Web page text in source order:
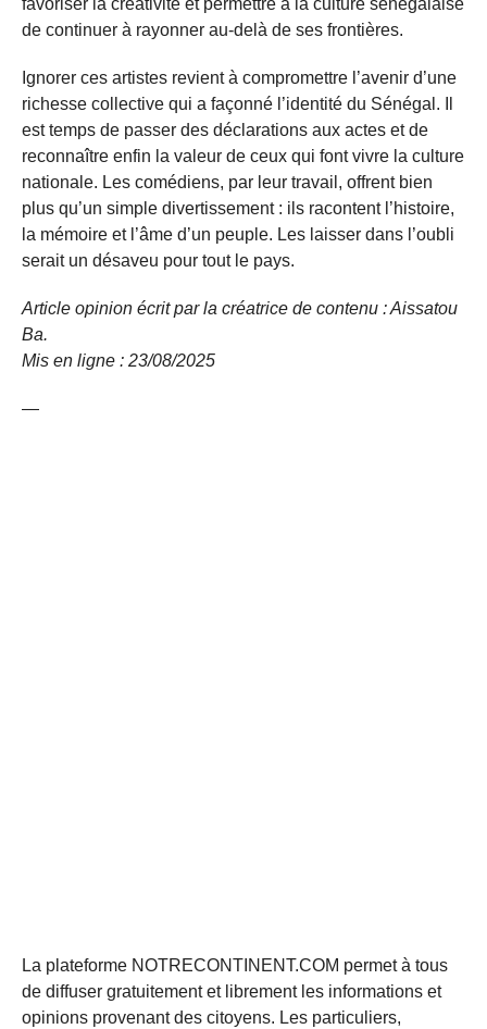
favoriser la créativité et permettre à la culture sénégalaise
de continuer à rayonner au-delà de ses frontières.
Ignorer ces artistes revient à compromettre l’avenir d’une
richesse collective qui a façonné l’identité du Sénégal. Il
est temps de passer des déclarations aux actes et de
reconnaître enfin la valeur de ceux qui font vivre la culture
nationale. Les comédiens, par leur travail, offrent bien
plus qu’un simple divertissement : ils racontent l’histoire,
la mémoire et l’âme d’un peuple. Les laisser dans l’oubli
serait un désaveu pour tout le pays.
Article opinion écrit par la créatrice de contenu : Aissatou
Ba.
Mis en ligne : 23/08/2025
—
La plateforme NOTRECONTINENT.COM permet à tous
de diffuser gratuitement et librement les informations et
opinions provenant des citoyens. Les particuliers,